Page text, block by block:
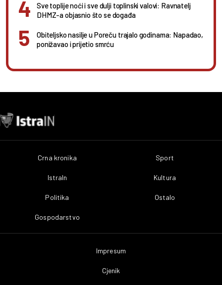
Sve toplije noći i sve dulji toplinski valovi: Ravnatelj
DHMZ-a objasnio što se događa
Obiteljsko nasilje u Poreču trajalo godinama: Napadao,
ponižavao i prijetio smrću
Crna kronika
IstraIn
Politika
Gospodarstvo
Sport
Kultura
Ostalo
Impresum
Cjenik